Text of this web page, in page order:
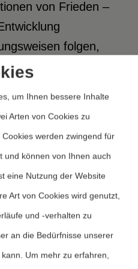
von Frieden –
folgen,
von
aus und
Beschäftigung
–
um Ihnen bessere Inhalte
Arten von Cookies zu
werden zwingend für
und können von Ihnen auch
eine Nutzung der Website
Art von Cookies wird genutzt,
und -verhalten zu
an die Bedürfnisse unserer
Um mehr zu erfahren,